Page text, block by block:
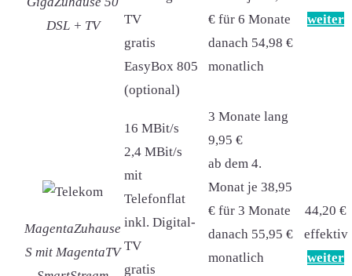
DSL + TV
TV
gratis
EasyBox 805
(optional)
€ für 6 Monate
danach 54,98 €
monatlich
weiter
MagentaZuhause
S mit MagentaTV
16 MBit/s
2,4 MBit/s
mit
Telefonflat
inkl. Digital-
TV
gratis
3 Monate lang
9,95 €
ab dem 4.
Monat je 38,95
€ für 3 Monate
danach 55,95 €
monatlich
44,20 €
effektiv
weiter